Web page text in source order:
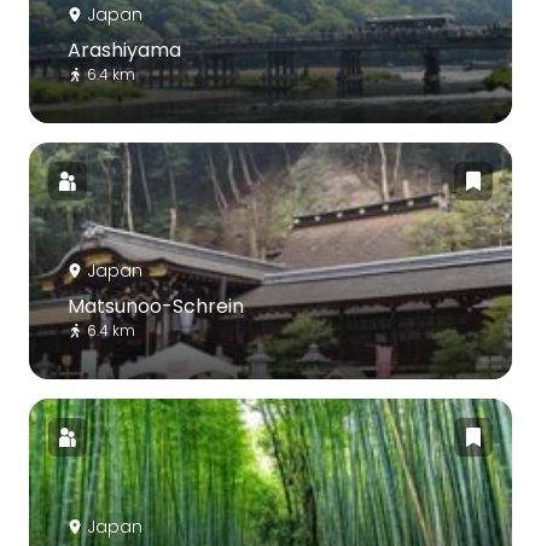
Japan
Arashiyama
6.4 km
Japan
Matsunoo-Schrein
6.4 km
Japan